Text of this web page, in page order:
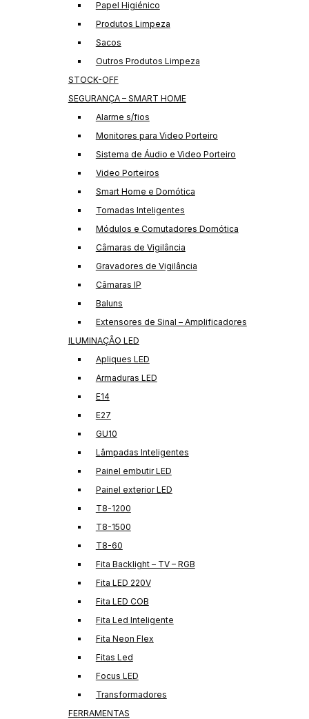
Papel Higiénico
Produtos Limpeza
Sacos
Outros Produtos Limpeza
STOCK-OFF
SEGURANÇA – SMART HOME
Alarme s/fios
Monitores para Video Porteiro
Sistema de Áudio e Video Porteiro
Video Porteiros
Smart Home e Domótica
Tomadas Inteligentes
Módulos e Comutadores Domótica
Câmaras de Vigilância
Gravadores de Vigilância
Câmaras IP
Baluns
Extensores de Sinal – Amplificadores
ILUMINAÇÃO LED
Apliques LED
Armaduras LED
E14
E27
GU10
Lâmpadas Inteligentes
Painel embutir LED
Painel exterior LED
T8-1200
T8-1500
T8-60
Fita Backlight – TV – RGB
Fita LED 220V
Fita LED COB
Fita Led Inteligente
Fita Neon Flex
Fitas Led
Focus LED
Transformadores
FERRAMENTAS